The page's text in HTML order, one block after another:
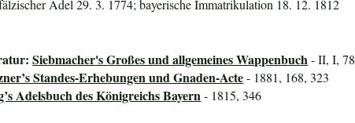
Adel 29. 3. 1774; bayerische Immatrikulation 18. 12. 1812
Siebmacher's Großes und allgemeines Wappenbuch- II, I, 78
Standes-Erhebungen und Gnaden-Acte- 1881, 168, 323
Adelsbuch des Königreichs Bayern- 1815, 346